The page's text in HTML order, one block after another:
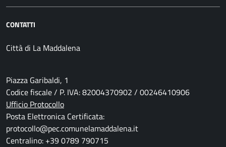
CONTATTI
Città di La Maddalena
Piazza Garibaldi, 1
Codice fiscale / P. IVA: 82004370902 / 00246410906
Ufficio Protocollo
Posta Elettronica Certificata:
protocollo@pec.comunelamaddalena.it
Centralino: +39 0789 790715